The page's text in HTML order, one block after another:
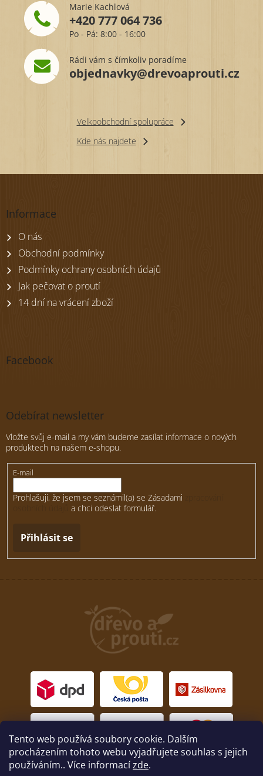
Tento web používá soubory cookie. Dalším
procházením tohoto webu vyjadřujete souhlas s jejich
používáním.. Více informacízde.
Marie Kachlová
+420 777 064 736
Po - Pá: 8:00 - 16:00
objednavky@drevoaprouti.cz
Rádi vám s čímkoliv poradíme
Velkoobchodní spolupráce
Kde nás najdete
Informace
O nás
Obchodní podmínky
Podmínky ochrany osobních údajů
Jak pečovat o proutí
14 dní na vrácení zboží
Facebook
Odebírat newsletter
Vložte svůj e-mail a my vám budeme zasílat informace o nových
produktech na našem e-shopu.
E-mail
Prohlašuji, že jsem se seznámil(a) se Zásadami
a chci odeslat formulář.
Přihlásit se